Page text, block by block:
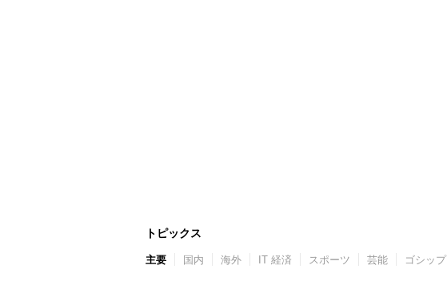
トピックス
主要 国内 海外 IT 経済 スポーツ 芸能 ゴシップ